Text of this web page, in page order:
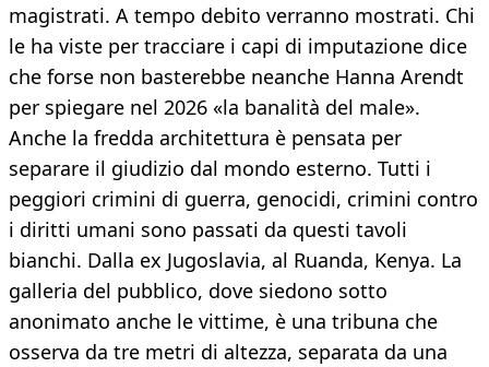
magistrati. A tempo debito verranno mostrati. Chi
le ha viste per tracciare i capi di imputazione dice
che forse non basterebbe neanche Hanna Arendt
per spiegare nel 2026 «la banalità del male».
Anche la fredda architettura è pensata per
separare il giudizio dal mondo esterno. Tutti i
peggiori crimini di guerra, genocidi, crimini contro
i diritti umani sono passati da questi tavoli
bianchi. Dalla ex Jugoslavia, al Ruanda, Kenya. La
galleria del pubblico, dove siedono sotto
anonimato anche le vittime, è una tribuna che
osserva da tre metri di altezza, separata da una